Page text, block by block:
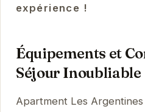
expérience !
Équipements et
Séjour Inoubliable
Apartment Les